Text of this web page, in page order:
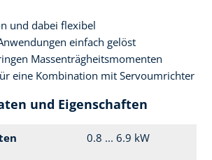
und dabei flexibel
einfach gelöst
Massenträgheitsmomenten
eine Kombination mit Servoumrichter
und Eigenschaften
0.8 ... 6.9 kW